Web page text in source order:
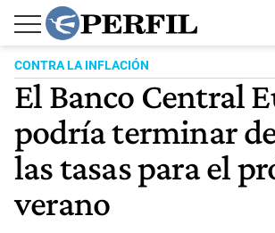
CONTRA LA INFLACIÓN
El Banco Central
podría terminar
las tasas para el
verano